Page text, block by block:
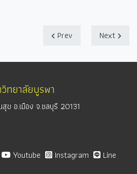
Prev Next
ทยาลัยบูรพา
ข อ.เมือง จ.ชลบุรี 20131
Youtube Instagram
Line